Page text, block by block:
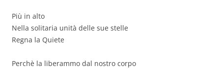
Più in alto
Nella solitaria unità delle sue stelle
Regna la Quiete
Perchè la liberammo dal nostro corpo